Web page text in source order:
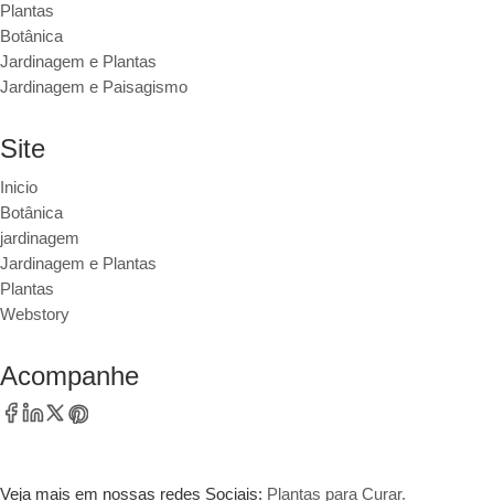
Plantas
Botânica
Jardinagem e Plantas
Jardinagem e Paisagismo
Site
Inicio
Botânica
jardinagem
Jardinagem e Plantas
Plantas
Webstory
Acompanhe
Veja mais em nossas redes Sociais: Plantas para Curar.